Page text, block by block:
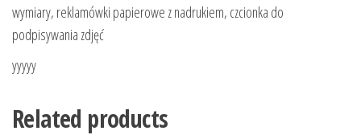
wymiary, reklamówki papierowe z nadrukiem, czcionka do
podpisywania zdjęć
yyyyy
Related products